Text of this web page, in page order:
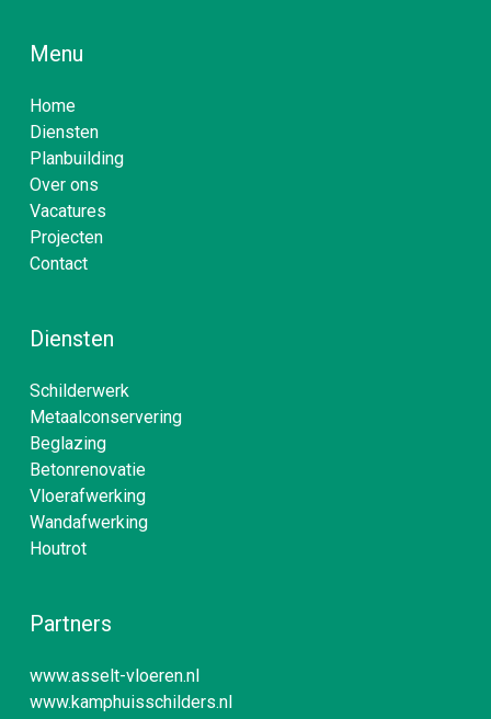
Menu
Home
Diensten
Planbuilding
Over ons
Vacatures
Projecten
Contact
Diensten
Schilderwerk
Metaalconservering
Beglazing
Betonrenovatie
Vloerafwerking
Wandafwerking
Houtrot
Partners
www.asselt-vloeren.nl
www.kamphuisschilders.nl